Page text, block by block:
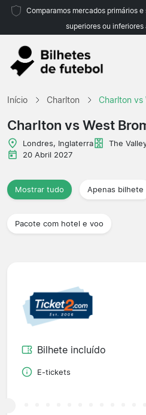
Comparamos mercados primários
superiores ou
Início Charlton Charlton vs
Charlton vs West
Londres, Inglaterra The
20 Abril 2027
Mostrar tudo Apenas bilhete
Pacote com hotel e voo
Bilhete incluído
E-tickets